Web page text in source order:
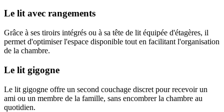
Le lit avec rangements
Grâce à ses tiroirs intégrés ou à sa tête de lit équipée d'étagères, il
permet d'optimiser l'espace disponible tout en facilitant l'organisation
de la chambre.
Le lit gigogne
Le lit gigogne offre un second couchage discret pour recevoir un
ami ou un membre de la famille, sans encombrer la chambre au
quotidien.